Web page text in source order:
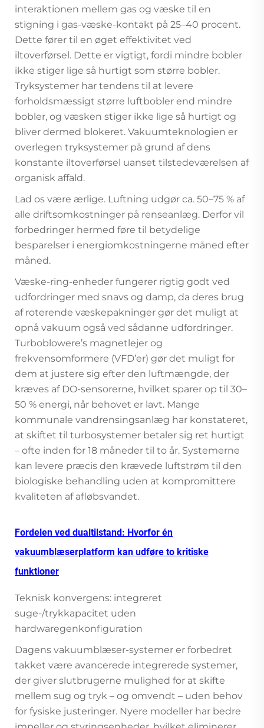
interaktionen mellem gas og væske til en
stigning i gas-væske-kontakt på 25–40 procent.
Dette fører til en øget effektivitet ved
iltoverførsel. Dette er vigtigt, fordi mindre bobler
ikke stiger lige så hurtigt som større bobler.
Tryksystemer har tendens til at levere
forholdsmæssigt større luftbobler end mindre
bobler, og væsken stiger ikke lige så hurtigt og
bliver dermed blokeret. Vakuumteknologien er
overlegen tryksystemer på grund af dens
konstante iltoverførsel uanset tilstedeværelsen af
organisk affald.
Lad os være ærlige. Luftning udgør ca. 50–75 % af
alle driftsomkostninger på renseanlæg. Derfor vil
forbedringer hermed føre til betydelige
besparelser i energiomkostningerne måned efter
måned.
Væske-ring-enheder fungerer rigtig godt ved
udfordringer med snavs og damp, da deres brug
af roterende væskepakninger gør det muligt at
opnå vakuum også ved sådanne udfordringer.
Turboblowere’s magnetlejer og
frekvensomformere (VFD’er) gør det muligt for
dem at justere sig efter den luftmængde, der
kræves af DO-sensorerne, hvilket sparer op til 30–
50 % energi, når behovet er lavt. Mange
kommunale vandrensingsanlæg har konstateret,
at skiftet til turbosystemer betaler sig ret hurtigt
– ofte inden for 18 måneder til to år. Systemerne
kan levere præcis den krævede luftstrøm til den
biologiske behandling uden at kompromittere
kvaliteten af afløbsvandet.
Fordelen ved dualtilstand: Hvorfor én
vakuumblæserplatform kan udføre to kritiske
funktioner
Teknisk konvergens: integreret
suge-/trykkapacitet uden
hardwaregenkonfiguration
Dagens vakuumblæser-systemer er forbedret
takket være avancerede integrerede systemer,
der giver slutbrugerne mulighed for at skifte
mellem sug og tryk – og omvendt – uden behov
for fysiske justeringer. Nyere modeller har bedre